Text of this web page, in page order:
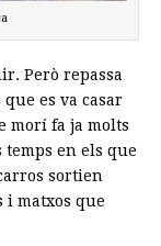
Però repassa
es va casar
morí fa ja molts
temps en els que
sortien
i matxos que